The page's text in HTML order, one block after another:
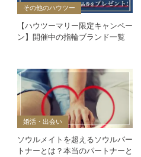
その他のハウツー
【ハウツーマリー限定キャンペー
ン】開催中の指輪ブランド一覧
婚活・出会い
ソウルメイトを超えるソウルパー
トナーとは？本当のパートナーと